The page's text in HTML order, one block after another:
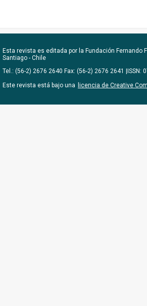
Esta revista es editada por la Fundación Fernando
Santiago - Chile
Tel.: (56-2) 2676 2640 Fax: (56-2) 2676 2641 |ISSN:
Este revista está bajo una
licencia de Creative